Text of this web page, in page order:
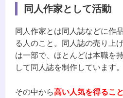
同人作家として活動
同人作家とは同人誌などに作
る人のこと。同人誌の売り上
は一部で、ほとんどは本職を
して同人誌を制作しています。
その中から高い人気を得るこ